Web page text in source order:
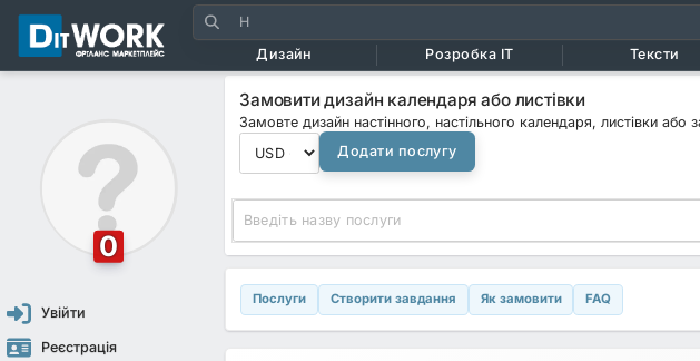
Дизайн Розробка IT Тексти
0
Увійти
Реєстрація
Замовити дизайн календаря або листівки
Замовте дизайн настінного, настільного календаря, листівки
Додати послугу
Послуги Створити завдання Як замовити FAQ